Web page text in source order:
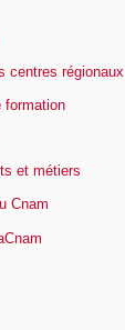
centres régionaux
formation
et métiers
Cnam